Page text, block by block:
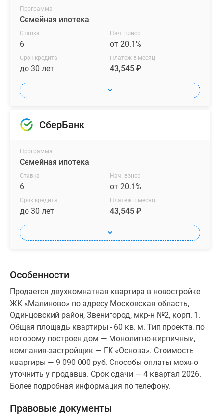
Программа
Семейная ипотека
Ставка
6
Нач. взнос
от 20.1%
Срок кредита
до 30 лет
Платеж в месяц
43,545 ₽
СберБанк
Программа
Семейная ипотека
Ставка
6
Нач. взнос
от 20.1%
Срок кредита
до 30 лет
Платеж в месяц
43,545 ₽
Особенности
Продается двухкомнатная квартира в новостройке
ЖК «Малиново» по адресу Московская область,
Одинцовский район, Звенигород, мкр-н №2, корп. 1.
Общая площадь квартиры - 60 кв. м. Тип проекта, по
которому построен дом — Монолитно-кирпичный,
компания-застройщик — ГК «Основа». Стоимость
квартиры — 9 090 000 руб. Способы оплаты можно
уточнить у продавца. Срок сдачи — 4 квартал 2026.
Более подробная информация по телефону.
Правовые документы